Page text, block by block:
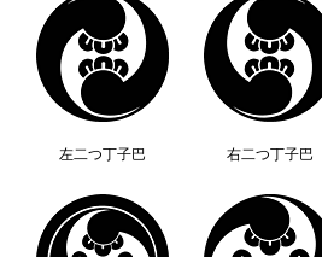
左二つ丁子巴 右二つ丁子巴